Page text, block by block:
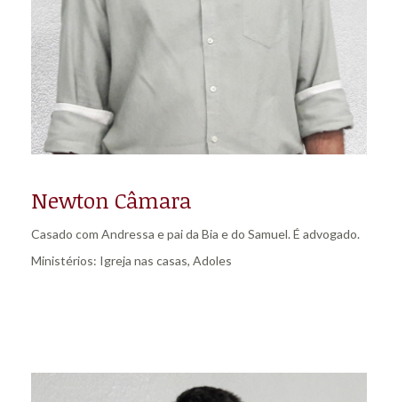
Newton Câmara
Casado com Andressa e pai da Bia e do Samuel. É advogado.
Ministérios: Igreja nas casas, Adoles